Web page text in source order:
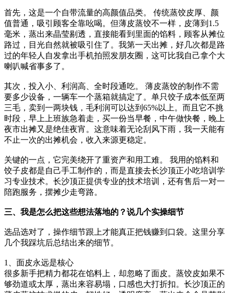
首先，这是一个自带流量的高颜值品类。 传统蒸饺皮厚、颜
值普通，吸引顾客全靠吆喝。但薄皮蒸饺不一样，皮薄到1.5
毫米，蒸出来晶莹剔透，直接能看到里面的馅料，顾客从摊位
路过，目光自然就被吸引住了。我第一天出摊，好几次都是路
过的年轻人自发拿出手机拍照发朋友圈，这可比我自己拿个大
喇叭喊省事多了。
其次，投入小、利润高、全时段通吃。 薄皮蒸饺的制作不需
要多少设备，一辆车一个蒸箱就搞定了。单只饺子成本低至两
三毛，卖到一两块钱，毛利润可以达到65%以上。而且它不挑
时段，早上上班族急着走，买一份当早餐，中午做快餐，晚上
夜市出摊又是绝佳夜宵。这意味着无论刮风下雨，我一天能有
不止一次的出摊机会，收入来源更稳定。
关键的一点，它完美绕开了重资产和用工难。 我用的馅料和
饺子皮都是自己手工制作的，而是直接去长沙顶正小吃培训学
习专业技术。长沙顶正提供专业的技术培训，还有售后一对一
陪跑服务，摆摊少走弯路。
三、我是怎么把这些想法落地的？说几个实操细节
选品选对了，操作细节跟上才能真正把钱赚到口袋。这里分享
几个我踩坑后总结出来的细节。
1、面皮永远是核心
很多新手把精力都花在馅料上，却忽略了面皮。蒸饺皮如果不
够劲道或太厚，蒸出来容易塌，口感也大打折扣。长沙顶正的